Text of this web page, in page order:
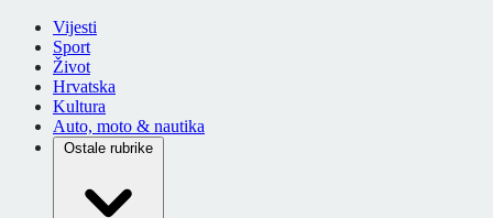
Vijesti
Sport
Život
Hrvatska
Kultura
Auto, moto & nautika
Ostale rubrike